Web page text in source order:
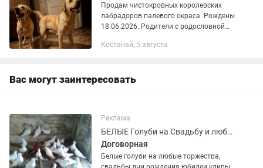
Продам чистокровных королевских
лабрадоров палевого окраса. Рождены
18.06.2026. Родители с родословной
клеймо и все документы. Щенки готовы
Костанай, 5 августа
Вас могут заинтересовать
Реклама
БЕЛЫЕ Голуби на Свадьбу и любые торжества
Договорная
Белые голуби на любые торжества,